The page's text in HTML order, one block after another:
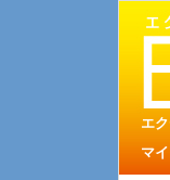
エ
マ